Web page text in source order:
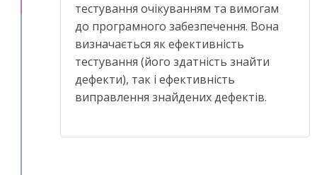
тестування очікуванням та вимогам
до програмного забезпечення. Вона
визначається як ефективність
тестування (його здатність знайти
дефекти), так і ефективність
виправлення знайдених дефектів.